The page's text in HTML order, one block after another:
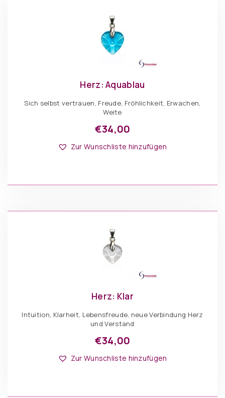
gewählt
werden
Herz: Aquablau
Sich selbst vertrauen, Freude, Fröhlichkeit, Erwachen,
Weite
€34,00
Zur Wunschliste hinzufügen
Herz: Klar
Intuition, Klarheit, Lebensfreude, neue Verbindung Herz
und Verstand
€34,00
Zur Wunschliste hinzufügen